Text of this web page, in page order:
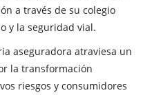
a través de su colegio
y la seguridad vial.
aseguradora atraviesa un
la transformación
riesgos y consumidores